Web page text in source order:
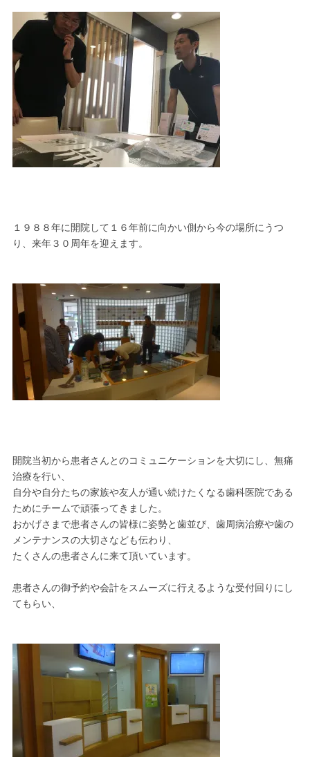
１９８８年に開院して１６年前に向かい側から今の場所にうつ
り、来年３０周年を迎えます。
開院当初から患者さんとのコミュニケーションを大切にし、無痛
治療を行い、
自分や自分たちの家族や友人が通い続けたくなる歯科医院である
ためにチームで頑張ってきました。
おかげさまで患者さんの皆様に姿勢と歯並び、歯周病治療や歯の
メンテナンスの大切さなども伝わり、
たくさんの患者さんに来て頂いています。
患者さんの御予約や会計をスムーズに行えるような受付回りにし
てもらい、